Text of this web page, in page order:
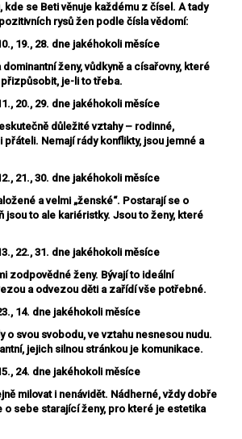
kde se Beti věnuje každému z čísel. A tady
rysů žen podle čísla vědomí:
19., 28. dne jakéhokoli měsíce
ženy, vůdkyně a císařovny, které
přizpůsobit, je-li to třeba.
20., 29. dne jakéhokoli měsíce
důležité vztahy – rodinné,
přáteli. Nemají rády konflikty, jsou jemné a
21., 30. dne jakéhokoli měsíce
a velmi „ženské“. Postarají se o
jsou to ale kariéristky. Jsou to ženy, které
22., 31. dne jakéhokoli měsíce
zodpovědné ženy. Bývají to ideální
a odvezou děti a zařídí vše potřebné.
14. dne jakéhokoli měsíce
o svou svobodu, ve vztahu nesnesou nudu.
jejich silnou stránkou je komunikace.
24. dne jakéhokoli měsíce
milovat i nenávidět. Nádherné, vždy dobře
o sebe starající ženy, pro které je estetika